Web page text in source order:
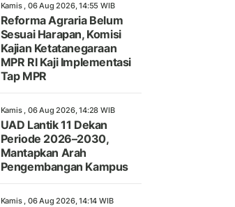
Kamis , 06 Aug 2026, 14:55 WIB
Reforma Agraria Belum
Sesuai Harapan, Komisi
Kajian Ketatanegaraan
MPR RI Kaji Implementasi
Tap MPR
Kamis , 06 Aug 2026, 14:28 WIB
UAD Lantik 11 Dekan
Periode 2026–2030,
Mantapkan Arah
Pengembangan Kampus
Kamis , 06 Aug 2026, 14:14 WIB